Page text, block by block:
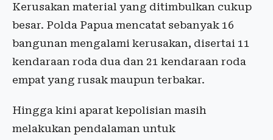
Kerusakan material yang ditimbulkan cukup
besar. Polda Papua mencatat sebanyak 16
bangunan mengalami kerusakan, disertai 11
kendaraan roda dua dan 21 kendaraan roda
empat yang rusak maupun terbakar.
Hingga kini aparat kepolisian masih
melakukan pendalaman untuk